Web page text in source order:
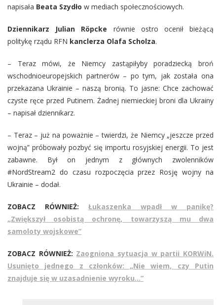
napisała Beata Szydło w mediach społecznościowych.
Dziennikarz Julian Röpcke równie ostro ocenił bieżącą
politykę rządu RFN kanclerza Olafa Scholza.
– Teraz mówi, że Niemcy zastąpiłyby poradziecką broń
wschodnioeuropejskich partnerów – po tym, jak została ona
przekazana Ukrainie – naszą bronią. To jasne: Chce zachować
czyste ręce przed Putinem. Żadnej niemieckiej broni dla Ukrainy
– napisał dziennikarz.
– Teraz – już na poważnie – twierdzi, że Niemcy „jeszcze przed
wojną” próbowały pozbyć się importu rosyjskiej energii. To jest
zabawne. Był on jednym z głównych zwolenników
#NordStream2 do czasu rozpoczęcia przez Rosję wojny na
Ukrainie – dodał.
ZOBACZ RÓWNIEŻ: Łukaszenka wpadł w panikę?
„Zwiększył osobistą ochronę, towarzyszą mu dwa
samoloty wojskowe”
ZOBACZ RÓWNIEŻ: Zaogniona sytuacja w partii KORWiN.
Usunięto jednego z członków: „Nie wiem, czy Putin
znajduje się w uzasadnienie wyroku…”